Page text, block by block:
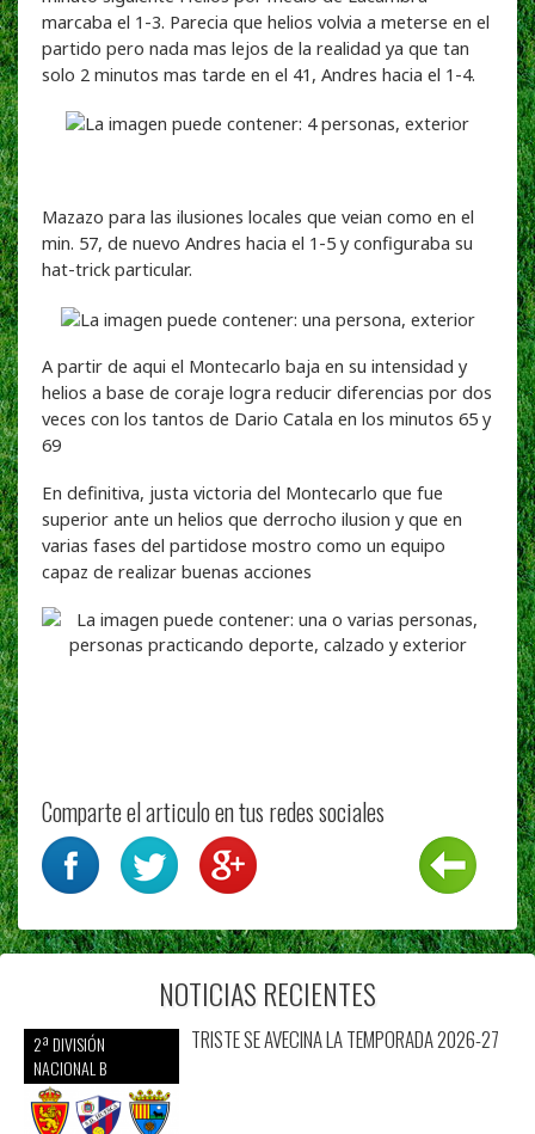
marcaba el 1-3. Parecia que helios volvia a meterse en el
partido pero nada mas lejos de la realidad ya que tan
solo 2 minutos mas tarde en el 41, Andres hacia el 1-4.
Mazazo para las ilusiones locales que veian como en el
min. 57, de nuevo Andres hacia el 1-5 y configuraba su
hat-trick particular.
A partir de aqui el Montecarlo baja en su intensidad y
helios a base de coraje logra reducir diferencias por dos
veces con los tantos de Dario Catala en los minutos 65 y
69
En definitiva, justa victoria del Montecarlo que fue
superior ante un helios que derrocho ilusion y que en
varias fases del partidose mostro como un equipo
capaz de realizar buenas acciones
Comparte el articulo en tus redes sociales
NOTICIAS RECIENTES
2ª DIVISIÓN
NACIONAL B
TRISTE SE AVECINA LA TEMPORADA 2026-27